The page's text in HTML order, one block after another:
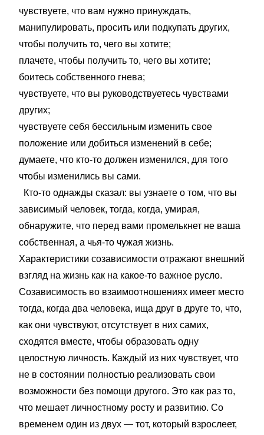
чувствуете, что вам нужно принуждать,
манипулировать, просить или подкупать других,
чтобы получить то, чего вы хотите;
плачете, чтобы получить то, чего вы хотите;
боитесь собственного гнева;
чувствуете, что вы руководствуетесь чувствами
других;
чувствуете себя бессильным изменить свое
положение или добиться изменений в себе;
думаете, что кто-то должен изменился, для того
чтобы изменились вы сами.
Кто-то однажды сказал: вы узнаете о том, что вы
зависимый человек, тогда, когда, умирая,
обнаружите, что перед вами промелькнет не ваша
собственная, а чья-то чужая жизнь.
Характеристики созависимости отражают внешний
взгляд на жизнь как на какое-то важное русло.
Созависимость во взаимоотношениях имеет место
тогда, когда два человека, ища друг в друге то, что,
как они чувствуют, отсутствует в них самих,
сходятся вместе, чтобы образовать одну
целостную личность. Каждый из них чувствует, что
не в состоянии полностью реализовать свои
возможности без помощи другого. Это как раз то,
что мешает личностному росту и развитию. Со
временем один из двух — тот, который взрослеет,